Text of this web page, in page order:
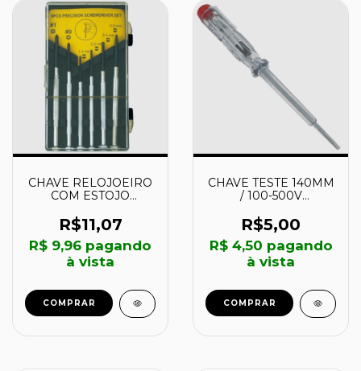
CHAVE RELOJOEIRO
COM ESTOJO
861-02666 - GUEPAR
R$11,07
R$ 9,96 pagando
à vista
COMPRAR
CHAVE TESTE 140MM
/ 100-500V
0241 - GUEPAR
R$5,00
R$ 4,50 pagando
à vista
COMPRAR